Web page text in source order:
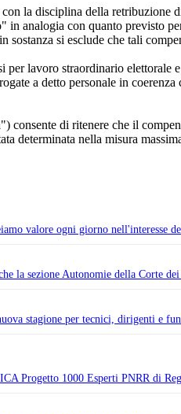
la disciplina della retribuzione
in analogia con quanto previsto
sostanza si esclude che tali
per lavoro straordinario
a detto personale in
consente di ritenere che il
determinata nella misura
valore ogni giorno nell'interesse
la sezione Autonomie della Corte
stagione per tecnici, dirigenti e
Progetto 1000 Esperti PNRR di